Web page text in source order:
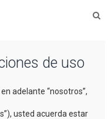
de uso
adelante “nosotros”,
usted acuerda estar